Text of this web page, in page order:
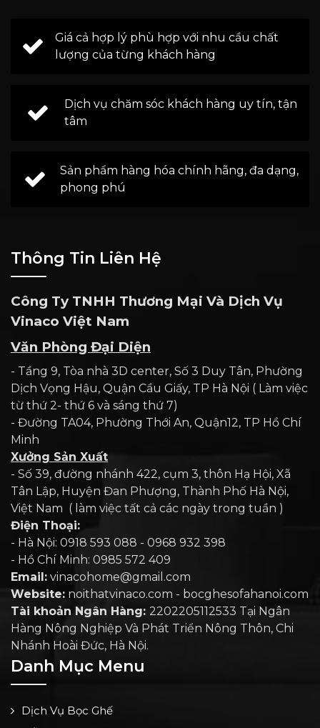
Giá cả hợp lý phù hợp với nhu cầu chất
lượng của từng khách hàng
Dịch vụ chăm sóc khách hàng uy tín, tận
tâm
Sản phẩm hàng hóa chính hãng, đa dạng,
phong phú
Thông Tin Liên Hệ
Công Ty TNHH Thương Mại Và Dịch Vụ
Vinaco Việt Nam
Văn Phòng Đại Diện
- Tầng 9, Tòa nhà 3D center, Số 3 Duy Tân, Phường
Dịch Vọng Hậu, Quận Cầu Giấy, TP Hà Nội ( Làm việc
từ thứ 2- thứ 6 và sáng thứ 7)
- Đường TA04, Phường Thới An, Quận12, TP Hồ Chí
Minh
Xưởng Sản Xuất
- Số 39, đường nhánh 422, cụm 3, thôn Hạ Hội, Xã
Tân Lập, Huyện Đan Phượng, Thành Phố Hà Nội,
Việt Nam ( làm việc tất cả các ngày trong tuần )
Điện Thoại:
- Hà Nội: 0918 593 088 - 0968 932 398
- Hồ Chí Minh: 0985 572 409
Email: vinacohome@gmail.com
Website: noithatvinaco.com - bocghesofahanoi.com
Tài khoản Ngân Hàng: 2202205112533 Tại Ngân
Hàng Nông Nghiệp Và Phát Triển Nông Thôn, Chi
Nhánh Hoài Đức, Hà Nội.
Danh Mục Menu
Dịch Vụ Bọc Ghế